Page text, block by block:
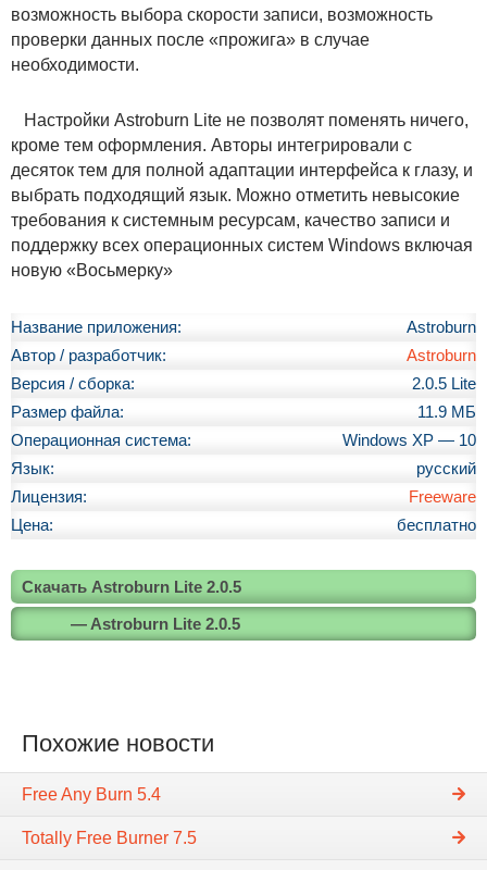
возможность выбора скорости записи, возможность
проверки данных после «прожига» в случае
необходимости.
Настройки Astroburn Lite не позволят поменять ничего,
кроме тем оформления. Авторы интегрировали с
десяток тем для полной адаптации интерфейса к глазу, и
выбрать подходящий язык. Можно отметить невысокие
требования к системным ресурсам, качество записи и
поддержку всех операционных систем Windows включая
новую «Восьмерку»
Название приложения:
Astroburn
Автор / разработчик:
Astroburn
Версия / сборка:
2.0.5 Lite
Размер файла:
11.9 МБ
Операционная система:
Windows XP — 10
Язык:
русский
Лицензия:
Freeware
Цена:
бесплатно
Скачать Astroburn Lite 2.0.5
— Astroburn Lite 2.0.5
Похожие новости
Free Any Burn 5.4
Totally Free Burner 7.5